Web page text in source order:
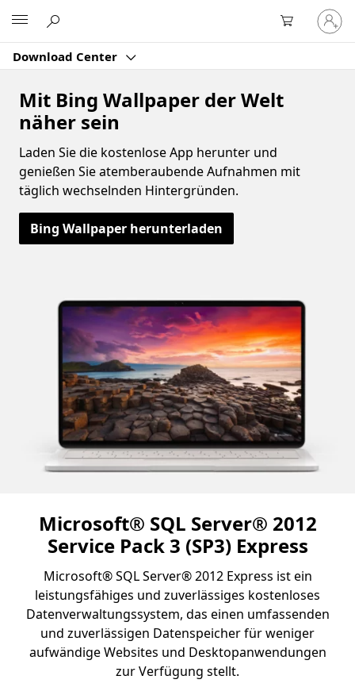
Download Center
Bei
Ihrem
Konto
Mit Bing Wallpaper der Welt
näher sein
Laden Sie die kostenlose App herunter und
genießen Sie atemberaubende Aufnahmen mit
täglich wechselnden Hintergründen.
Bing Wallpaper herunterladen
Microsoft® SQL Server® 2012
Service Pack 3 (SP3) Express
Microsoft® SQL Server® 2012 Express ist ein
leistungsfähiges und zuverlässiges kostenloses
Datenverwaltungssystem, das einen umfassenden
und zuverlässigen Datenspeicher für weniger
aufwändige Websites und Desktopanwendungen
zur Verfügung stellt.